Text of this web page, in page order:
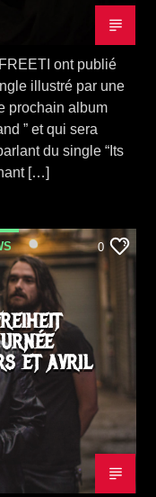
ont publié
illustré par une
prochain album
” et qui sera
du single “Its
[…]
0
ET AVRIL